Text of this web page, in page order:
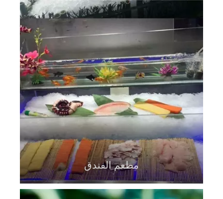
مطعم الفندق